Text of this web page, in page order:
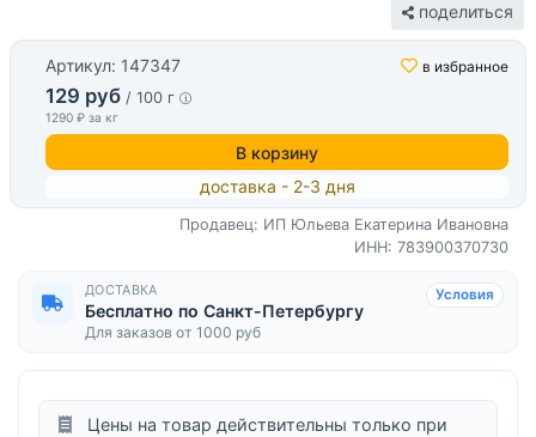
поделиться
Артикул: 147347 в избранное
129 руб / 100 г
1290 ₽ за кг
В корзину
доставка - 2-3 дня
Продавец: ИП Юльева Екатерина Ивановна
ИНН: 783900370730
ДОСТАВКА
Бесплатно по Санкт-Петербургу
Для заказов от 1000 руб
Условия
Цены на товар действительны только при